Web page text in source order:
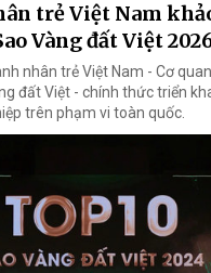
trẻ Việt Nam
Vàng đất Việt
nhân trẻ Việt Nam - Cơ
đất Việt - chính thức triển
trên phạm vi toàn quốc.